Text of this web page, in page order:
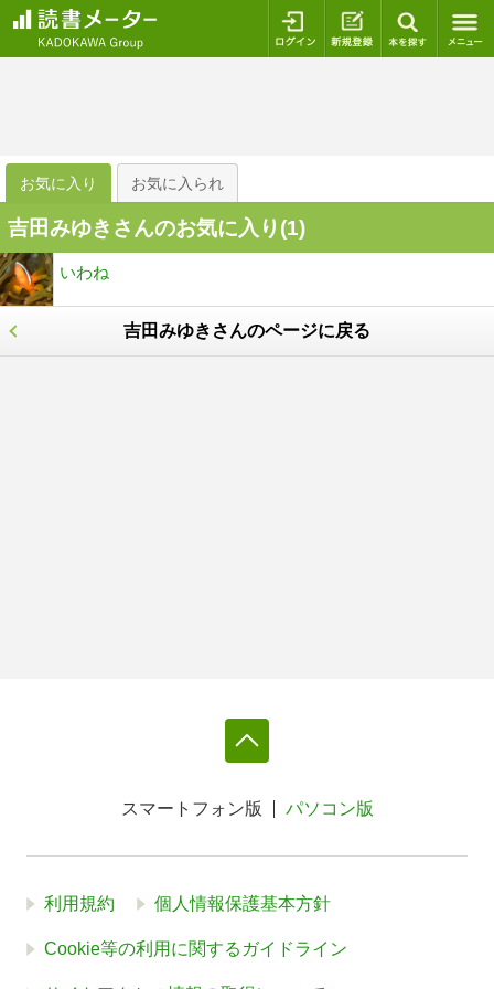
ログイン 新規登録
お気に入り お気に入られ
吉田みゆきさんのお気に入り(1)
いわね
吉田みゆきさんのページに戻る
スマートフォン版 パソコン版
利用規約 個人情報保護基本方針
Cookie等の利用に関するガイドライン